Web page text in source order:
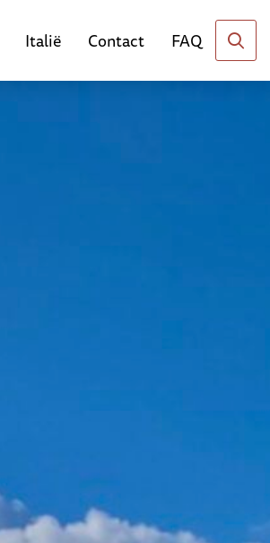
Italië Contact FAQ